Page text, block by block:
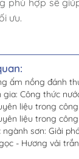
phù hợp sẽ
ưu.
ấm nồng đánh
gia: Công thức
liệu trong
liệu trong
sơn: Giải
- Hương vải